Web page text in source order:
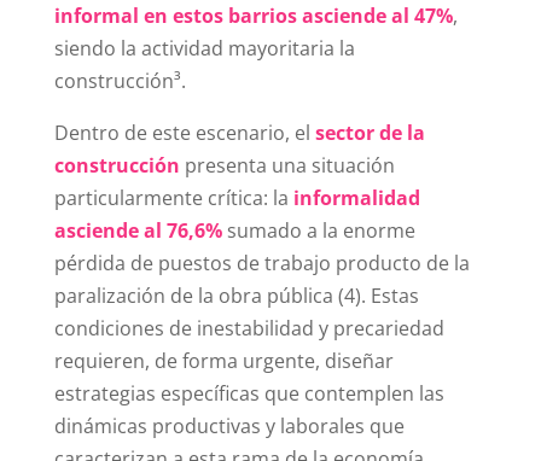
informal en estos barrios asciende al 47%,
siendo la actividad mayoritaria la
construcción³.
Dentro de este escenario, el sector de la
construcción presenta una situación
particularmente crítica: la informalidad
asciende al 76,6% sumado a la enorme
pérdida de puestos de trabajo producto de la
paralización de la obra pública (4). Estas
condiciones de inestabilidad y precariedad
requieren, de forma urgente, diseñar
estrategias específicas que contemplen las
dinámicas productivas y laborales que